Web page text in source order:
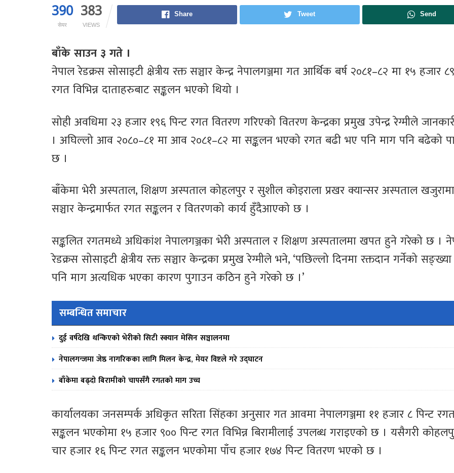
390
सेयर
383
VIEWS
Share Tweet Send
बाँके साउन ३ गते ।
नेपाल रेडक्रस सोसाइटी क्षेत्रीय रक्त सञ्चार केन्द्र नेपालगञ्जमा गत आर्थिक बर्ष २०८१–८२ मा १५ हजार
रगत विभिन्न दाताहरुबाट सङ्कलन भएको थियो ।
सोही अवधिमा २३ हजार १९६ पिन्ट रगत वितरण गरिएको वितरण केन्द्रका प्रमुख उपेन्द्र रेग्मीले
। अघिल्लो आव २०८०–८१ मा आव २०८१–८२ मा सङ्कलन भएको रगत बढी भए पनि माग पनि बढेको
छ ।
बाँकेमा भेरी अस्पताल, शिक्षण अस्पताल कोहलपुर र सुशील कोइराला प्रखर क्यान्सर अस्पताल
सञ्चार केन्द्रमार्फत रगत सङ्कलन र वितरणको कार्य हुँदैआएको छ ।
सङ्कलित रगतमध्ये अधिकांश नेपालगञ्जका भेरी अस्पताल र शिक्षण अस्पतालमा खपत हुने गरेको छ ।
रेडक्रस सोसाइटी क्षेत्रीय रक्त सञ्चार केन्द्रका प्रमुख रेग्मीले भने, ‘पछिल्लो दिनमा रक्तदान गर्नेको
पनि माग अत्यधिक भएका कारण पुगाउन कठिन हुने गरेको छ ।’
सम्बन्धित समाचार
दुई वर्षदेखि थन्किएको भेरीको सिटी स्क्यान मेसिन सञ्चालनमा
नेपालगन्जमा जेष्ठ नागरिकका लागि मिलन केन्द्र, मेयर विष्टले गरे उद्घाटन
बाँकेमा बढ्दो बिरामीको चापसँगै रगतको माग उच्च
कार्यालयका जनसम्पर्क अधिकृत सरिता सिंहका अनुसार गत आवमा नेपालगञ्जमा ११ हजार ८ पिन्ट
सङ्कलन भएकोमा १५ हजार ९०० पिन्ट रगत विभिन्न बिरामीलाई उपलब्ध गराइएको छ । यसैगरी
चार हजार १६ पिन्ट रगत सङ्कलन भएकोमा पाँच हजार १७४ पिन्ट वितरण भएको छ ।